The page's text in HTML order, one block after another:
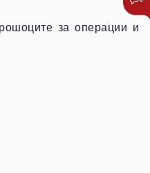
за операции и